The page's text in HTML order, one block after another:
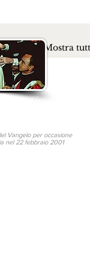
Mostra tutti
per intercessione
Vangelo per occasione
nel 22 febbraio 2001